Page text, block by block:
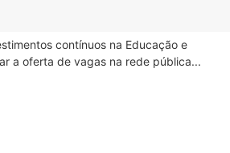
contínuos na Educação e
a oferta de vagas na rede pública...